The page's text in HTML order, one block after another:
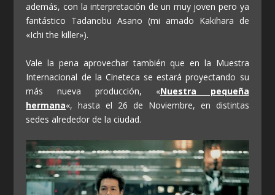
además, con la interpretación de un muy joven pero ya
fantástico Tadanobu Asano (mi amado Kakihara de
«Ichi the killer»).
Vale la pena aprovechar también que en la Muestra
Internacional de la Cineteca se estará proyectando su
más nueva producción, «Nuestra pequeña
hermana«, hasta el 26 de Noviembre, en distintas
sedes alrededor de la ciudad.